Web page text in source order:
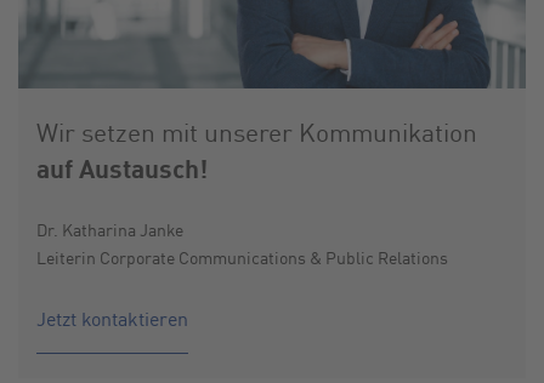
Wir setzen mit unserer Kommunikation
auf Austausch!
Dr. Katharina Janke
Leiterin Corporate Communications & Public Relations
Jetzt kontaktieren